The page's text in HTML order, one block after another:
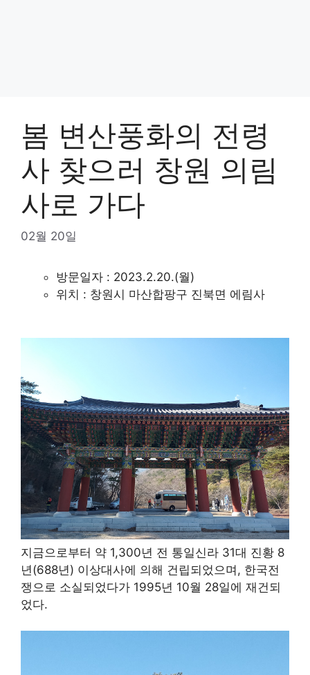
봄 변산풍화의 전령
사 찾으러 창원 의림
사로 가다
02월 20일
방문일자 : 2023.2.20.(월)
위치 : 창원시 마산합팡구 진북면 에림사
지금으로부터 약 1,300년 전 통일신라 31대 진황 8
년(688년) 이상대사에 의해 건립되었으며, 한국전
쟁으로 소실되었다가 1995년 10월 28일에 재건되
었다.